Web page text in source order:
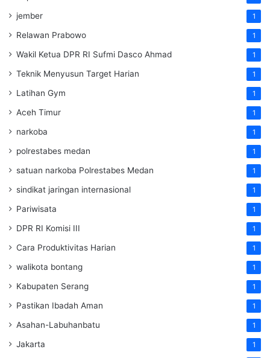
jember 1
Relawan Prabowo 1
Wakil Ketua DPR RI Sufmi Dasco Ahmad 1
Teknik Menyusun Target Harian 1
Latihan Gym 1
Aceh Timur 1
narkoba 1
polrestabes medan 1
satuan narkoba Polrestabes Medan 1
sindikat jaringan internasional 1
Pariwisata 1
DPR RI Komisi III 1
Cara Produktivitas Harian 1
walikota bontang 1
Kabupaten Serang 1
Pastikan Ibadah Aman 1
Asahan-Labuhanbatu 1
Jakarta 1